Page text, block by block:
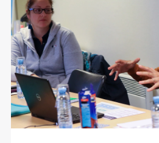
100% Bad
Stop aux violences
Bénévole